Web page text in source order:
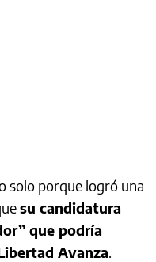
solo porque logró una
su candidatura
que podría
Avanza.